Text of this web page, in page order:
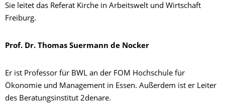
Sie leitet das Referat Kirche in Arbeitswelt und Wirtschaft
Freiburg.
Prof. Dr. Thomas Suermann de Nocker
Er ist Professor für BWL an der FOM Hochschule für
Ökonomie und Management in Essen. Außerdem ist er Leiter
des Beratungsinstitut 2denare.